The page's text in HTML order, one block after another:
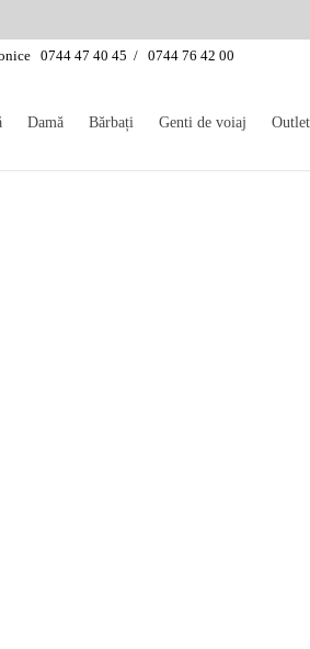
0744 47 40 45 / 0744 76 42 00
Damă Bărbați Genti de voiaj Outlet